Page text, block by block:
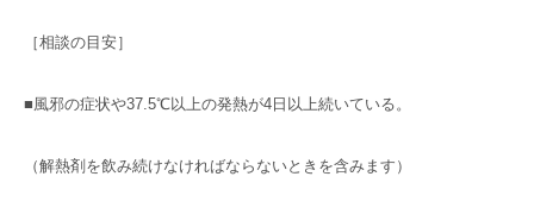
［相談の目安］
■風邪の症状や37.5℃以上の発熱が4日以上続いている。
（解熱剤を飲み続けなければならないときを含みます）